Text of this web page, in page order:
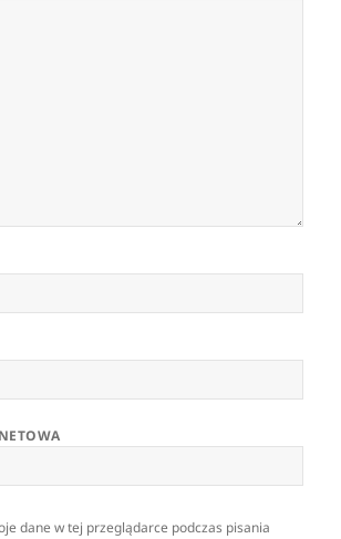
dane w tej przeglądarce podczas pisania